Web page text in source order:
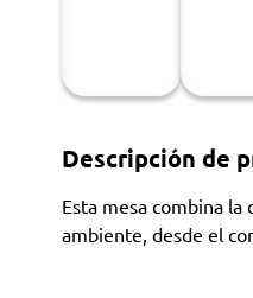
Descripción de
Esta mesa combina
ambiente, desde el